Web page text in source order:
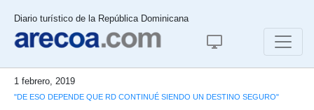
Diario turístico de la República Dominicana
1 febrero, 2019
"DE ESO DEPENDE QUE RD CONTINUÉ SIENDO UN DESTINO SEGURO"